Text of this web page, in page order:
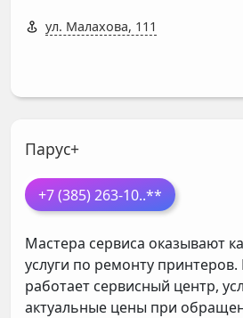
ул. Малахова, 111
Парус+
+7 (385) 263-10..**
Мастера сервиса оказывают
услуги по ремонту принтеров.
работает сервисный центр,
актуальные цены при